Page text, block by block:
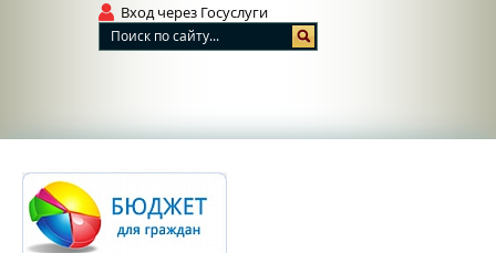
Вход через Госуслуги